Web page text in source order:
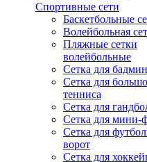
Спортивные сети
Баскетбольные
Волейбольная
Пляжные сетки
волейбольные
Сетка для
Сетка для
тенниса
Сетка для
Сетка для мини-
Сетка для
ворот
Сетка для